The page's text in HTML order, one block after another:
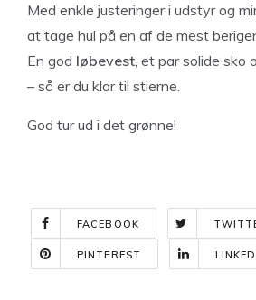
Med enkle justeringer i udstyr og
at tage hul på en af de mest
En god løbevest, et par solide sko
– så er du klar til stierne.
God tur ud i det grønne!
FACEBOOK
PINTEREST